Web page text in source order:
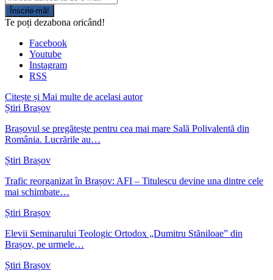
Înscrie-mă!
Te poți dezabona oricând!
Facebook
Youtube
Instagram
RSS
Citește și Mai multe de acelasi autor
Știri Brașov
Brașovul se pregătește pentru cea mai mare Sală Polivalentă din
România. Lucrările au…
Știri Brașov
Trafic reorganizat în Brașov: AFI – Titulescu devine una dintre cele
mai schimbate…
Știri Brașov
Elevii Seminarului Teologic Ortodox „Dumitru Stăniloae” din
Brașov, pe urmele…
Știri Brașov